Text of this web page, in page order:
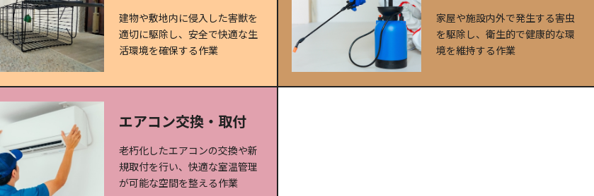
建物や敷地内に侵入した害獣を
適切に駆除し、安全で快適な生
活環境を確保する作業
家屋や施設内外で発生する害虫
を駆除し、衛生的で健康的な環
境を維持する作業
エアコン交換・取付
老朽化したエアコンの交換や新
規取付を行い、快適な室温管理
が可能な空間を整える作業